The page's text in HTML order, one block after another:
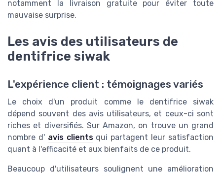
notamment la livraison gratuite pour éviter toute
mauvaise surprise.
Les avis des utilisateurs de
dentifrice siwak
L'expérience client : témoignages variés
Le choix d'un produit comme le dentifrice siwak
dépend souvent des avis utilisateurs, et ceux-ci sont
riches et diversifiés. Sur Amazon, on trouve un grand
nombre d' avis clientsqui partagent leur satisfaction
quant à l'efficacité et aux bienfaits de ce produit.
Beaucoup d'utilisateurs soulignent une amélioration